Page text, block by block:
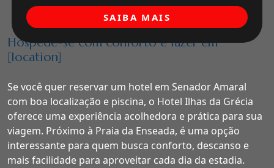
Hospede-se com conforto e lazer em
[location]
Se você quer reservar um hotel em Senador Amaral
com boa localização e piscina, o Hotel Ilhas da Grécia
oferece uma experiência acolhedora e prática para sua
viagem. Próximo à Praia da Enseada, é uma opção
interessante para quem busca conforto, descanso e
mais facilidade para aproveitar cada dia da estadia.
SAIBA MAIS